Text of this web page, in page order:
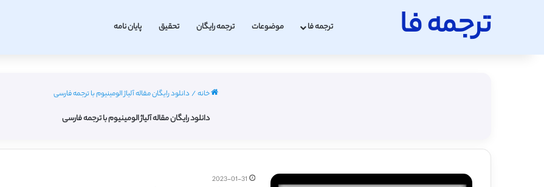
ترجمه فا ترجمه فا موضوعات ترجمه رایگان تحقیق پایان نامه
خانه/ دانلود رایگان مقاله آلیاژ الومینیوم با ترجمه فارسی
دانلود رایگان مقاله آلیاژ الومینیوم با ترجمه فارسی
2023-01-31